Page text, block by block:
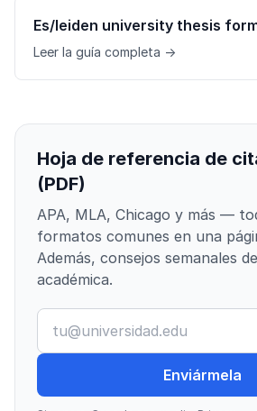
Es/leiden university thesis
Leer la guía completa →
Hoja de referencia de
(PDF)
APA, MLA, Chicago y más —
formatos comunes en una
Además, consejos semanales
académica.
Enviármela